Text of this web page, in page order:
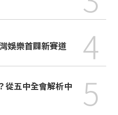
娛樂首闢新賽道 4
5